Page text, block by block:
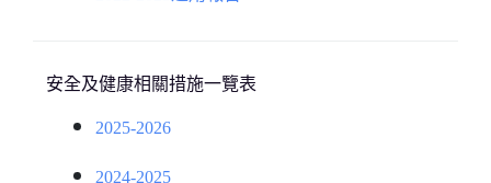
安全及健康相關措施一覽表
2025-2026
2024-2025